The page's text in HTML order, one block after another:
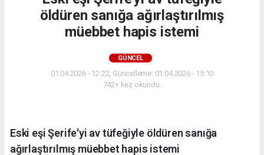
öldüren sanığa ağırlaştırılmış
müebbet hapis istemi
GÜNCEL
01.04.2026 - 12:22, Güncelleme: 01.04.2026 - 15:10
742+ kez okundu.
Eski eşi Şerife'yi av tüfeğiyle öldüren sanığa
ağırlaştırılmış müebbet hapis istemi